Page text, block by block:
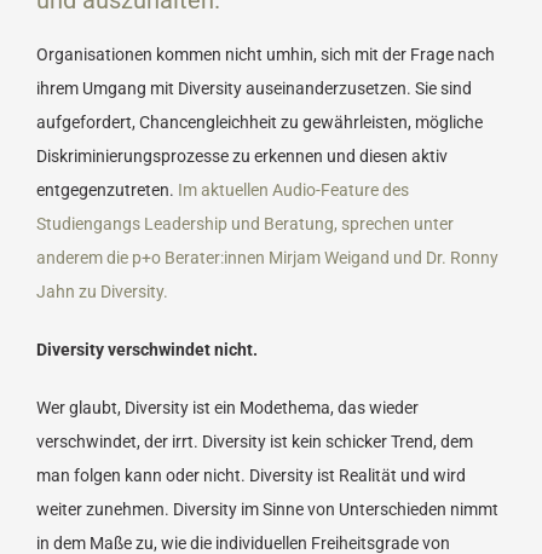
Organisationen kommen nicht umhin, sich mit der Frage nach
ihrem Umgang mit Diversity auseinanderzusetzen. Sie sind
aufgefordert, Chancengleichheit zu gewährleisten, mögliche
Diskriminierungsprozesse zu erkennen und diesen aktiv
entgegenzutreten. Im aktuellen Audio-Feature des
Studiengangs Leadership und Beratung, sprechen unter
anderem die p+o Berater:innen Mirjam Weigand und Dr. Ronny
Jahn zu Diversity.
Diversity verschwindet nicht.
Wer glaubt, Diversity ist ein Modethema, das wieder
verschwindet, der irrt. Diversity ist kein schicker Trend, dem
man folgen kann oder nicht. Diversity ist Realität und wird
weiter zunehmen. Diversity im Sinne von Unterschieden nimmt
in dem Maße zu, wie die individuellen Freiheitsgrade von